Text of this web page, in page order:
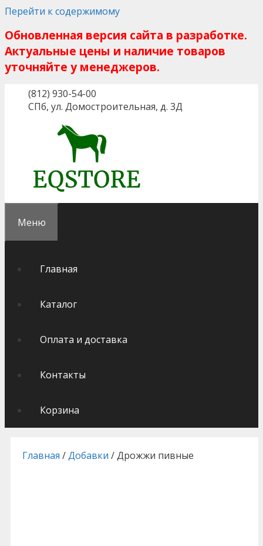
Перейти к содержимому
Обновленная версия сайта в разработке.
Актуальные цены и наличие товаров
уточняйте у менеджеров.
(812) 930-54-00
СПб, ул. Домостроительная, д. 3Д
Меню
Главная
Каталог
Оплата и доставка
Контакты
Корзина
Главная /Добавки / Дрожжи пивные